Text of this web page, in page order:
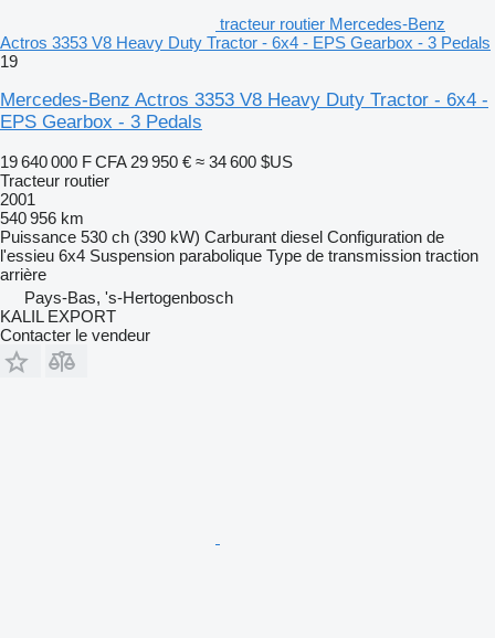
tracteur routier Mercedes-Benz
Actros 3353 V8 Heavy Duty Tractor - 6x4 - EPS Gearbox - 3 Pedals
19
Mercedes-Benz Actros 3353 V8 Heavy Duty Tractor - 6x4 -
EPS Gearbox - 3 Pedals
19 640 000 F CFA 29 950 € ≈ 34 600 $US
Tracteur routier
2001
540 956 km
Puissance 530 ch (390 kW) Carburant diesel Configuration de
l'essieu 6x4 Suspension parabolique Type de transmission traction
arrière
Pays-Bas, 's-Hertogenbosch
KALIL EXPORT
Contacter le vendeur